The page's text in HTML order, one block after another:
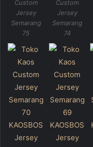
Custom
Jersey
Semarang
75
Custom
Jersey
Semarang
74